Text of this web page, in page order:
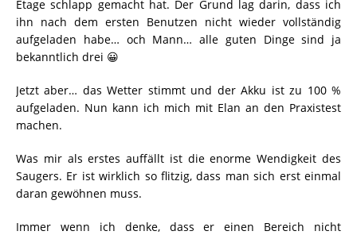
Etage schlapp gemacht hat. Der Grund lag darin, dass ich
ihn nach dem ersten Benutzen nicht wieder vollständig
aufgeladen habe… och Mann… alle guten Dinge sind ja
bekanntlich drei 😀
Jetzt aber… das Wetter stimmt und der Akku ist zu 100 %
aufgeladen. Nun kann ich mich mit Elan an den Praxistest
machen.
Was mir als erstes auffällt ist die enorme Wendigkeit des
Saugers. Er ist wirklich so flitzig, dass man sich erst einmal
daran gewöhnen muss.
Immer wenn ich denke, dass er einen Bereich nicht